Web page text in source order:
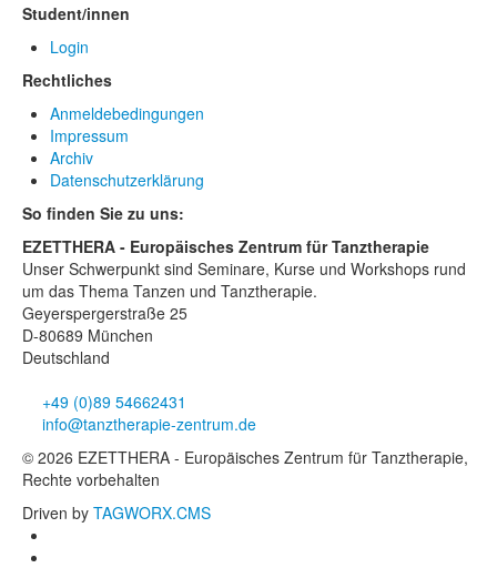
Student/innen
Login
Rechtliches
Anmeldebedingungen
Impressum
Archiv
Datenschutzerklärung
So finden Sie zu uns:
EZETTHERA - Europäisches Zentrum für Tanztherapie
Unser Schwerpunkt sind Seminare, Kurse und Workshops rund
um das Thema Tanzen und Tanztherapie.
Geyerspergerstraße 25
D-80689 München
Deutschland
+49 (0)89 54662431
info@tanztherapie-zentrum.de
© 2026 EZETTHERA - Europäisches Zentrum für Tanztherapie,
Rechte vorbehalten
Driven by TAGWORX.CMS